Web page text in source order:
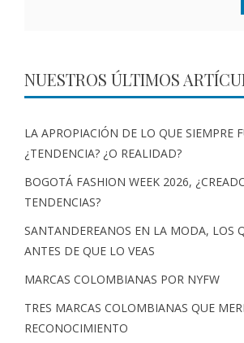
NUESTROS ÚLTIMOS
LA APROPIACIÓN DE LO QUE SIEMPRE
¿TENDENCIA? ¿O REALIDAD?
BOGOTÁ FASHION WEEK 2026,
TENDENCIAS?
SANTANDEREANOS EN LA MODA, LOS
ANTES DE QUE LO VEAS
MARCAS COLOMBIANAS POR NYFW
TRES MARCAS COLOMBIANAS QUE
RECONOCIMIENTO